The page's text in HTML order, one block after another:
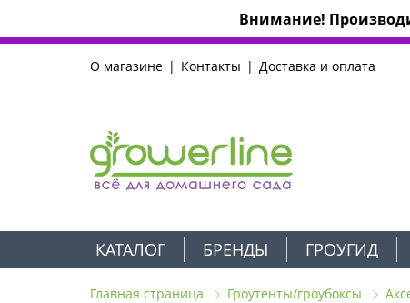
Внимание!
О магазине Контакты Доставка и оплата
КАТАЛОГ БРЕНДЫ ГРОУГИД
Главная страница Гроутенты/гроубоксы